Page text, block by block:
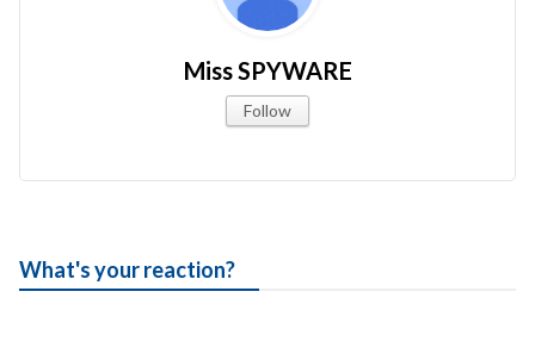
Miss SPYWARE
Follow
What's your reaction?